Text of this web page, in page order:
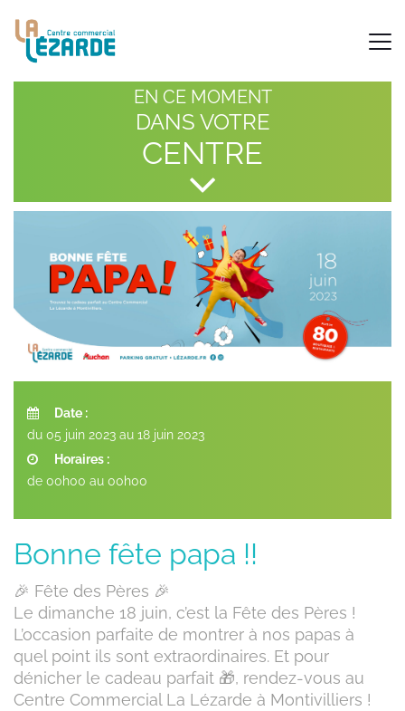
EN CE MOMENT
DANS VOTRE
CENTRE
Date :
du 05 juin 2023 au 18 juin 2023
Horaires :
de 00h00 au 00h00
Bonne fête papa !!
🎉 Fête des Pères 🎉
Le dimanche 18 juin, c’est la Fête des Pères !
L’occasion parfaite de montrer à nos papas à
quel point ils sont extraordinaires. Et pour
dénicher le cadeau parfait 🎁, rendez-vous au
Centre Commercial La Lézarde à Montivilliers !